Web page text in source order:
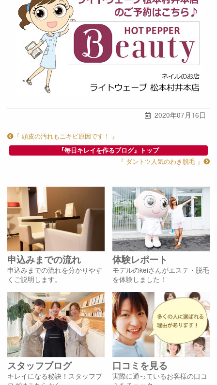
2020年07月16日
『 頭皮の汚れもニキビ原因です！ 』
『毎日キレイを作るブログ』トップ
『 ダントツ人気のわき脱毛 』
申込みまでの流れ
申込みまでの流れを分かりやす
くご説明します。
体験レポート
モデルのkeiさんがエステ・脱毛
を体験しました！
スタッフブログ
キレイになる秘訣！スタッフブ
口コミを見る
実際に通っているお客様の口コ